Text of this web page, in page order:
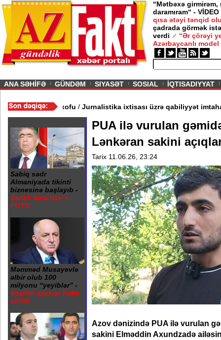
“Mətbəxə girmirəm,
daramıram“ - VİDEO
qısa ətəyi tənqid
çadrada görmək
verdi
“Ər çörəyi
Azərbaycanlı model
-Nigar
ANA SƏHİFƏ GÜNDƏM SIYASƏT SOSIAL İQTISADIYYAT
- Rusiya elitasında FSB xofu/Jurnalistika ixtisası üzrə
Sabiq sədr
Almaniyada tikinti
biznesinə başlayıb -
Şərikli bina tikir +
FOTO
Məmməd Musayevlə
əlbir olub 100
milyonu “yeyiblər” -
Vəzifəli şəxslər həbs
edildi
PUA ilə vurulan
Lənkəran sakini
Tarix 11.06.26, 23:24
Azov dənizində PUA ilə vurulan
sakini Elməddin Axundzadə